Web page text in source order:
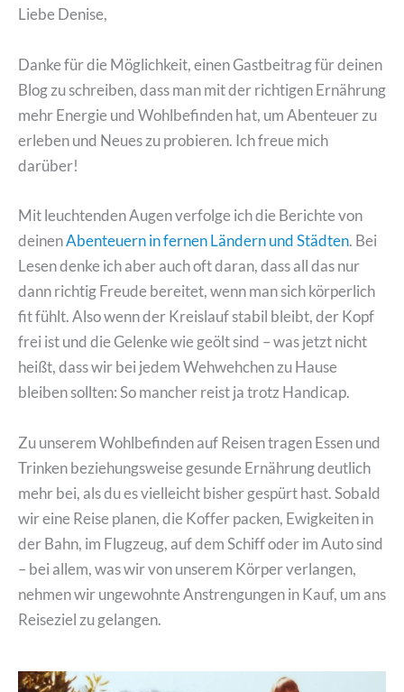
Liebe Denise,
Danke für die Möglichkeit, einen Gastbeitrag für deinen
Blog zu schreiben, dass man mit der richtigen Ernährung
mehr Energie und Wohlbefinden hat, um Abenteuer zu
erleben und Neues zu probieren. Ich freue mich
darüber!
Mit leuchtenden Augen verfolge ich die Berichte von
deinenAbenteuern in fernen Ländern und Städten. Bei
Lesen denke ich aber auch oft daran, dass all das nur
dann richtig Freude bereitet, wenn man sich körperlich
fit fühlt. Also wenn der Kreislauf stabil bleibt, der Kopf
frei ist und die Gelenke wie geölt sind – was jetzt nicht
heißt, dass wir bei jedem Wehwehchen zu Hause
bleiben sollten: So mancher reist ja trotz Handicap.
Zu unserem Wohlbefinden auf Reisen tragen Essen und
Trinken beziehungsweise gesunde Ernährung deutlich
mehr bei, als du es vielleicht bisher gespürt hast. Sobald
wir eine Reise planen, die Koffer packen, Ewigkeiten in
der Bahn, im Flugzeug, auf dem Schiff oder im Auto sind
– bei allem, was wir von unserem Körper verlangen,
nehmen wir ungewohnte Anstrengungen in Kauf, um ans
Reiseziel zu gelangen.